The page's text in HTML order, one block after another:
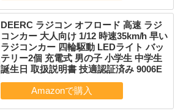
DEERC ラジコン オフロード 高速 ラジ
コンカー 大人向け 1/12 時速35km/h 早い
ラジコンカー 四輪駆動 LEDライト バッ
テリー2個 充電式 男の子 小学生 中学生
誕生日 取扱説明書 技適認証済み 9006E